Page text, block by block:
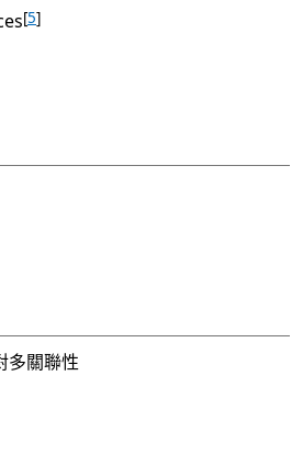
[5]
多關聯性